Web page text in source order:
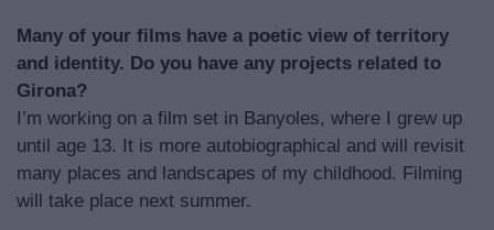
Many of your films have a poetic view of territory
and identity. Do you have any projects related to
Girona?
I’m working on a film set in Banyoles, where I grew up
until age 13. It is more autobiographical and will revisit
many places and landscapes of my childhood. Filming
will take place next summer.